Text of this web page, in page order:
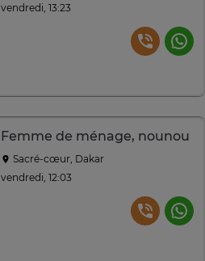
vendredi, 13:23
Femme de ménage, nounou
Sacré-cœur, Dakar
vendredi, 12:03